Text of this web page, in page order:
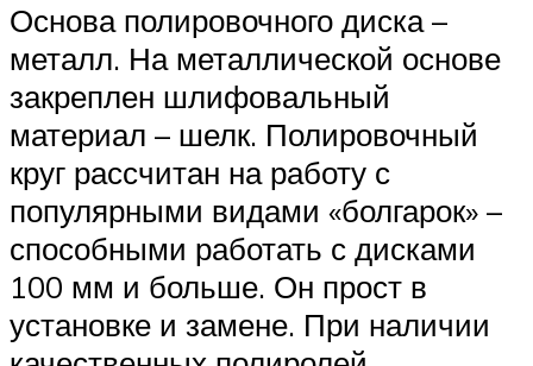
Основа полировочного диска –
металл. На металлической основе
закреплен шлифовальный
материал – шелк. Полировочный
круг рассчитан на работу с
популярными видами «болгарок» –
способными работать с дисками
100 мм и больше. Он прост в
установке и замене. При наличии